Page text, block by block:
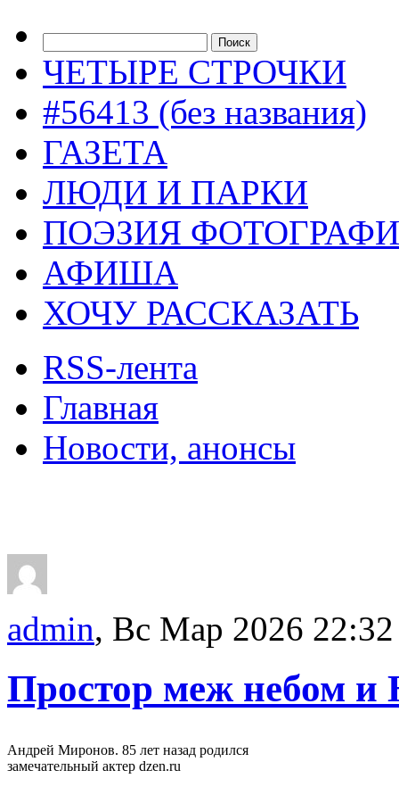
ЧЕТЫРЕ СТРОЧКИ
#56413 (без названия)
ГАЗЕТА
ЛЮДИ И ПАРКИ
ПОЭЗИЯ
АФИША
ХОЧУ РАССКАЗАТЬ
RSS-лента
Главная
Новости, анонсы
admin, Вс Мар 2026 22:32
Простор меж небом и
Андрей Миронов. 85 лет назад родился
замечательный актер dzen.ru